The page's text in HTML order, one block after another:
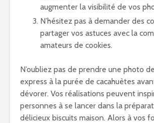
augmenter la visibilité de vos
N’hésitez pas à demander des
partager vos astuces avec la
amateurs de cookies.
N’oubliez pas de prendre une photo
express à la purée de cacahuètes
dévorer. Vos réalisations peuvent
personnes à se lancer dans la
délicieux biscuits maison. Alors à vos